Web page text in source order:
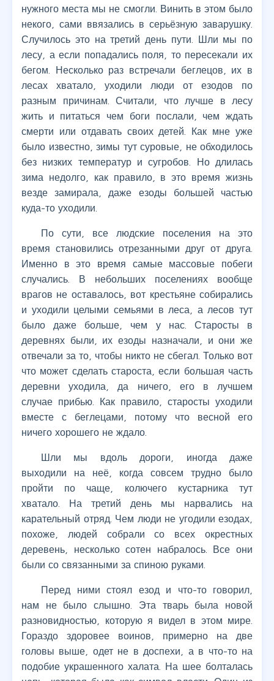
нужного места мы не смогли. Винить в этом было
некого, сами ввязались в серьёзную заварушку.
Случилось это на третий день пути. Шли мы по
лесу, а если попадались поля, то пересекали их
бегом. Несколько раз встречали беглецов, их в
лесах хватало, уходили люди от езодов по
разным причинам. Считали, что лучше в лесу
жить и питаться чем боги послали, чем ждать
смерти или отдавать своих детей. Как мне уже
было известно, зимы тут суровые, не обходилось
без низких температур и сугробов. Но длилась
зима недолго, как правило, в это время жизнь
везде замирала, даже езоды большей частью
куда-то уходили.
По сути, все людские поселения на это
время становились отрезанными друг от друга.
Именно в это время самые массовые побеги
случались. В небольших поселениях вообще
врагов не оставалось, вот крестьяне собирались
и уходили целыми семьями в леса, а лесов тут
было даже больше, чем у нас. Старосты в
деревнях были, их езоды назначали, и они же
отвечали за то, чтобы никто не сбегал. Только вот
что может сделать староста, если большая часть
деревни уходила, да ничего, его в лучшем
случае прибью. Как правило, старосты уходили
вместе с беглецами, потому что весной его
ничего хорошего не ждало.
Шли мы вдоль дороги, иногда даже
выходили на неё, когда совсем трудно было
пройти по чаще, колючего кустарника тут
хватало. На третий день мы нарвались на
карательный отряд. Чем люди не угодили езодах,
похоже, людей собрали со всех окрестных
деревень, несколько сотен набралось. Все они
были со связанными за спиною руками.
Перед ними стоял езод и что-то говорил,
нам не было слышно. Эта тварь была новой
разновидностью, которую я видел в этом мире.
Гораздо здоровее воинов, примерно на две
головы выше, одет не в доспехи, а в что-то на
подобие украшенного халата. На шее болталась